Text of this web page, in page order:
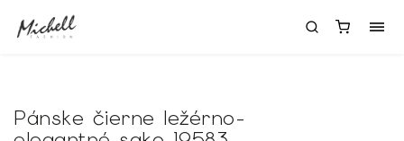
Pánske čierne ležérno-